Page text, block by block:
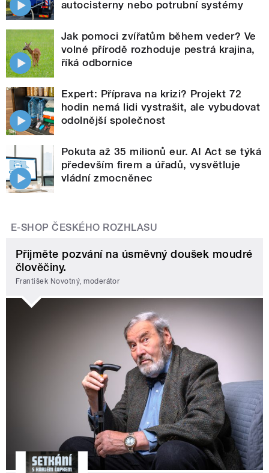
autocisterny nebo potrubní systémy
Jak pomoci zvířatům během veder? Ve
volné přírodě rozhoduje pestrá krajina,
říká odbornice
Expert: Příprava na krizi? Projekt 72
hodin nemá lidi vystrašit, ale vybudovat
odolnější společnost
Pokuta až 35 milionů eur. AI Act se týká
především firem a úřadů, vysvětluje
vládní zmocněnec
E-SHOP ČESKÉHO ROZHLASU
Přijměte pozvání na úsměvný doušek moudré
člověčiny.
František Novotný, moderátor